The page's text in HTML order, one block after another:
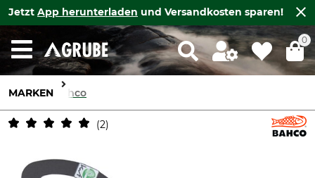
Jetzt App herunterladen und Versandkosten sparen!
0
MARKEN Bahco
2